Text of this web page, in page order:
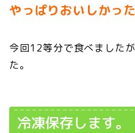
やっぱりおいしかっ
今回12等分で食べました
た。
冷凍保存します。